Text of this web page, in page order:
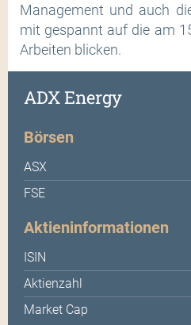
Management und auch
mit gespannt auf die am
Arbeiten blicken.
ADX Energy
Börsen
ASX
FSE
Aktieninformationen
ISIN
Aktienzahl
Market Cap